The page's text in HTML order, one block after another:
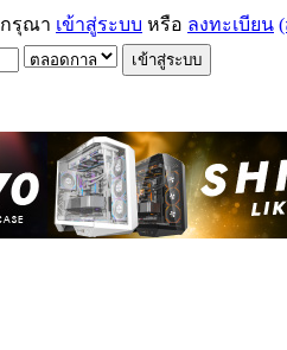
กรุณา เข้าสู่ระบบ หรือ ลงทะเบียน